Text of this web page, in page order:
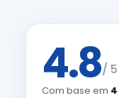
4.8/ 5
Com base em 4